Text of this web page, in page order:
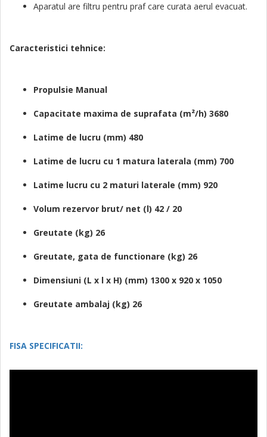
Aparatul are filtru pentru praf care curata aerul evacuat.
Caracteristici tehnice:
Propulsie Manual
Capacitate maxima de suprafata (m²/h) 3680
Latime de lucru (mm) 480
Latime de lucru cu 1 matura laterala (mm) 700
Latime lucru cu 2 maturi laterale (mm) 920
Volum rezervor brut/ net (l) 42 / 20
Greutate (kg) 26
Greutate, gata de functionare (kg) 26
Dimensiuni (L x l x H) (mm) 1300 x 920 x 1050
Greutate ambalaj (kg) 26
FISA SPECIFICATII: